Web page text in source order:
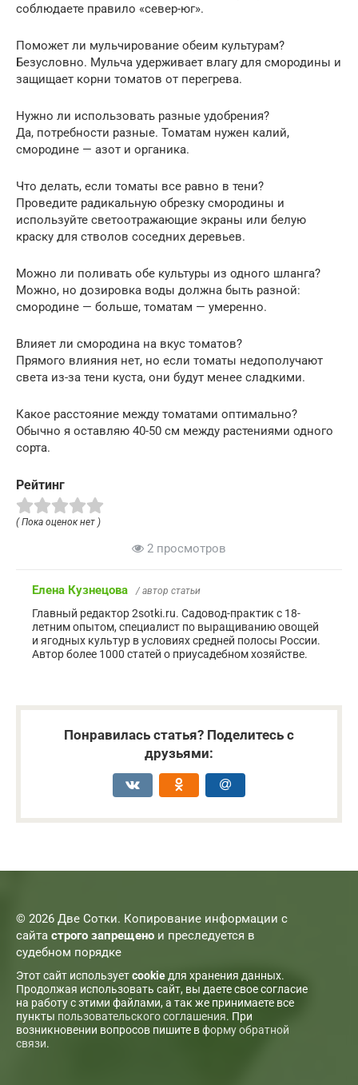
соблюдаете правило «север-юг».
Поможет ли мульчирование обеим культурам?
Безусловно. Мульча удерживает влагу для смородины и
защищает корни томатов от перегрева.
Нужно ли использовать разные удобрения?
Да, потребности разные. Томатам нужен калий,
смородине — азот и органика.
Что делать, если томаты все равно в тени?
Проведите радикальную обрезку смородины и
используйте светоотражающие экраны или белую
краску для стволов соседних деревьев.
Можно ли поливать обе культуры из одного шланга?
Можно, но дозировка воды должна быть разной:
смородине — больше, томатам — умеренно.
Влияет ли смородина на вкус томатов?
Прямого влияния нет, но если томаты недополучают
света из-за тени куста, они будут менее сладкими.
Какое расстояние между томатами оптимально?
Обычно я оставляю 40-50 см между растениями одного
сорта.
Рейтинг
( Пока оценок нет )
2 просмотров
Елена Кузнецова / автор статьи
Главный редактор 2sotki.ru. Садовод-практик с 18-
летним опытом, специалист по выращиванию овощей
и ягодных культур в условиях средней полосы России.
Автор более 1000 статей о приусадебном хозяйстве.
Понравилась статья? Поделитесь с
друзьями:
© 2026 Две Сотки. Копирование информации с
сайта строго запрещено и преследуется в
судебном порядке
Этот сайт используетcookieдля хранения данных.
Продолжая использовать сайт, вы даете свое согласие
на работу с этими файлами, а так же принимаете все
пункты пользовательского соглашения. При
возникновении вопросов пишите вформу обратной
связи.